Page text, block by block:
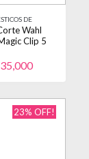
DE
Wahl
Clip 5
23% OFF!